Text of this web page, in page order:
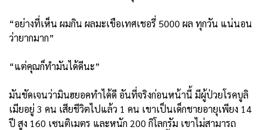
“อย่างที่เห็น ผมกิน ผลมะเขือเทศเชอรี่ 5000 ผล ทุกวัน แน่นอน
ว่ายากมาก”
“แต่คุณก็ทำมันได้ดีนะ”
มันชัดเจนว่ามินฮยอคทำได้ดี อันที่จริงก่อนหน้านี้ มีผู้ป่วยโรคบูลิ
เมียอยู่ 3 คน เสียชีวิตไปแล้ว 1 คน เขาเป็นเด็กชายอายุเพียง 14
ปี สูง 160 เซนติเมตร และหนัก 200 กิโลกรัม เขาไม่สามารถ